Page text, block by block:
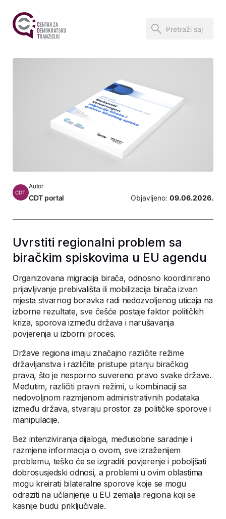
CDT
Autor
CDT portal Objavljeno: 09.06.2026.
Uvrstiti regionalni problem sa
biračkim spiskovima u EU agendu
Organizovana migracija birača, odnosno koordinirano
prijavljivanje prebivališta ili mobilizacija birača izvan
mjesta stvarnog boravka radi nedozvoljenog uticaja na
izborne rezultate, sve češće postaje faktor političkih
kriza, sporova između država i narušavanja
povjerenja u izborni proces.
Države regiona imaju značajno različite režime
državljanstva i različite pristupe pitanju biračkog
prava, što je nesporno suvereno pravo svake države.
Međutim, različiti pravni režimi, u kombinaciji sa
nedovoljnom razmjenom administrativnih podataka
između država, stvaraju prostor za političke sporove i
manipulacije.
Bez intenziviranja dijaloga, međusobne saradnje i
razmjene informacija o ovom, sve izraženijem
problemu, teško će se izgraditi povjerenje i poboljšati
dobrosusjedski odnosi, a problemi u ovim oblastima
mogu kreirati bilateralne sporove koje se mogu
odraziti na učlanjenje u EU zemalja regiona koji se
kasnije budu priključivale.